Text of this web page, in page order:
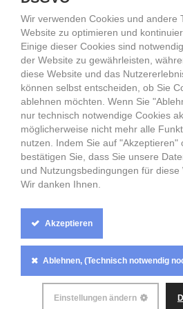
Partnervermittlung Sankt
Frauen aus Russland, Russische
Partnervermittlung Belarus
Partnervermittlung Minsk,
Weißrussland
Sie suchen eine Traumfrau aus
Ukraine, Deutschland? Frauen aus
Minsk, Sankt Petersburg, Berlin
Singelpartys in Moskau, Sankt
Singlepartys in Russland,
Ukraine. Ihre Datingagentur für
für Weißrussland, Ihr Dating Minsk,
Dating Sankt Petersburg
Frauen aus Belarus Weißrussland,
Frauen, Frauen aus Minsk
ALLE RECHTE
Cookie
Box
Settings
Wir verwenden Cookies und andere
Website zu optimieren und
Einige dieser Cookies sind
der Website zu gewährleisten,
diese Website und das
können selbst entscheiden, ob Sie
ablehnen möchten. Wenn Sie
nur technisch notwendige Cookies
möglicherweise nicht mehr alle
nutzen. Indem Sie auf "Akzeptieren"
bestätigen Sie, dass Sie unsere
und Nutzungsbedingungen für diese
Wir danken Ihnen.
Akzeptieren
Ablehnen, (Technisch notwendig
Einstellungen ändern